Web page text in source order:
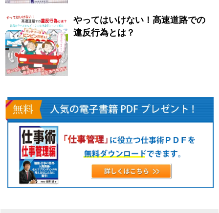
やってはいけない！高速道路での
違反行為とは？